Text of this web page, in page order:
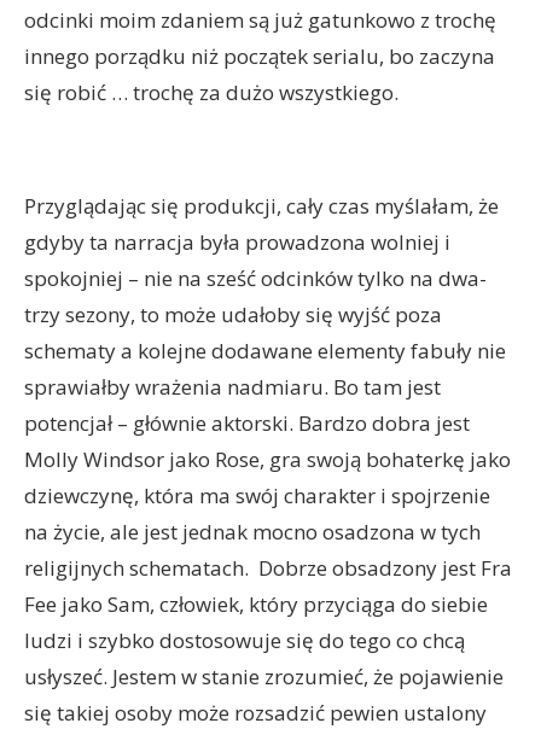
odcinki moim zdaniem są już gatunkowo z trochę
innego porządku niż początek serialu, bo zaczyna
się robić … trochę za dużo wszystkiego.
Przyglądając się produkcji, cały czas myślałam, że
gdyby ta narracja była prowadzona wolniej i
spokojniej – nie na sześć odcinków tylko na dwa-
trzy sezony, to może udałoby się wyjść poza
schematy a kolejne dodawane elementy fabuły nie
sprawiałby wrażenia nadmiaru. Bo tam jest
potencjał – głównie aktorski. Bardzo dobra jest
Molly Windsor jako Rose, gra swoją bohaterkę jako
dziewczynę, która ma swój charakter i spojrzenie
na życie, ale jest jednak mocno osadzona w tych
religijnych schematach. Dobrze obsadzony jest Fra
Fee jako Sam, człowiek, który przyciąga do siebie
ludzi i szybko dostosowuje się do tego co chcą
usłyszeć. Jestem w stanie zrozumieć, że pojawienie
się takiej osoby może rozsadzić pewien ustalony